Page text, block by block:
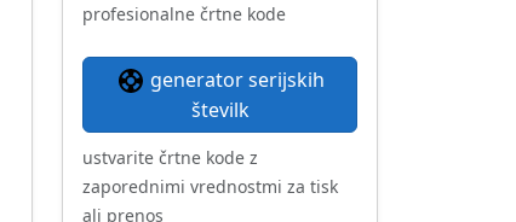
profesionalne črtne kode
generator serijskih
številk
ustvarite črtne kode z
zaporednimi vrednostmi za tisk
ali prenos